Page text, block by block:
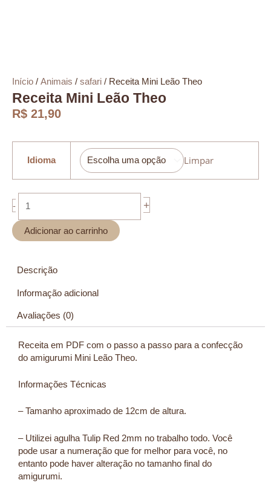
Início / Animais / safari / Receita Mini Leão Theo
Receita Mini Leão Theo
R$ 21,90
Idioma Limpar
-
Mini
quantidade
+
Adicionar ao carrinho
Descrição
Informação adicional
Avaliações (0)
Receita em PDF com o passo a passo para a confecção
do amigurumi Mini Leão Theo.
Informações Técnicas
– Tamanho aproximado de 12cm de altura.
– Utilizei agulha Tulip Red 2mm no trabalho todo. Você
pode usar a numeração que for melhor para você, no
entanto pode haver alteração no tamanho final do
amigurumi.